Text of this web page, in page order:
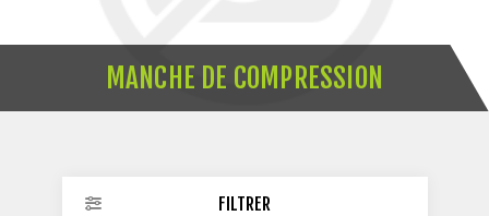
MANCHE DE COMPRESSION
FILTRER